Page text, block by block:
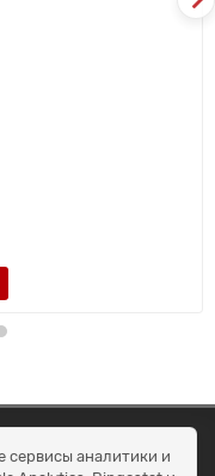
сервисы аналитики и